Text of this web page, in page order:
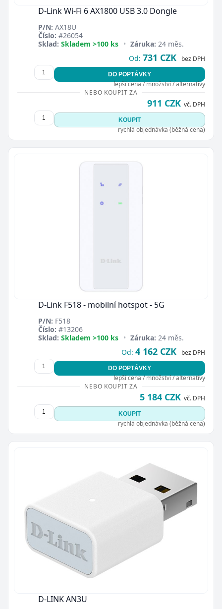
D-Link Wi-Fi 6 AX1800 USB 3.0 Dongle
P/N: AX18U
Číslo: #26054
Sklad: Skladem >100 ks • Záruka: 24 měs.
Od: 731 CZK bez DPH
DO POPTÁVKY
lepší cena / množství / alternativy
NEBO KOUPIT ZA
911 CZK vč. DPH
KOUPIT
rychlá objednávka (běžná cena)
D-Link F518 - mobilní hotspot - 5G
P/N: F518
Číslo: #13206
Sklad: Skladem >100 ks • Záruka: 24 měs.
Od: 4 162 CZK bez DPH
DO POPTÁVKY
lepší cena / množství / alternativy
NEBO KOUPIT ZA
5 184 CZK vč. DPH
KOUPIT
rychlá objednávka (běžná cena)
D-LINK AN3U